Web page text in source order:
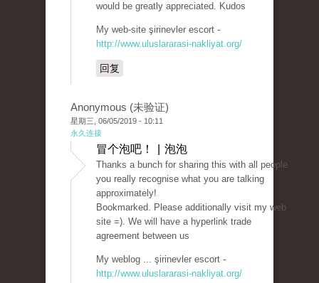
would be greatly appreciated. Kudos
My web-site şirinevler escort -
http://www.uluslararasi-nakliyat.org/
回复
Anonymous (未验证)
星期三, 06/05/2019 - 10:11
永久连接
冒个泡吧！ | 泡泡
Thanks a bunch for sharing this with all people
you really recognise what you are talking
approximately!
Bookmarked. Please additionally visit my web
site =). We will have a hyperlink trade
agreement between us
My weblog ... şirinevler escort -
http://www.uluslararasi-nakliyat.org/